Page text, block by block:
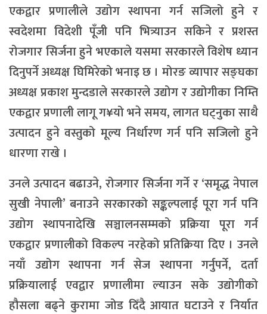
एकद्वार प्रणालीले उद्योग स्थापना गर्न सजिलो हुने र
स्वदेशमा विदेशी पूँजी पनि भित्र्याउन सकिने र प्रशस्त
रोजगार सिर्जना हुने भएकाले यसमा सरकारले विशेष ध्यान
दिनुपर्ने अध्यक्ष घिमिरेको भनाइ छ । मोरङ व्यापार सङ्घका
अध्यक्ष प्रकाश मुन्दडाले सरकारले उद्योग र उद्योगीका निम्ति
एकद्वार प्रणाली लागू ग¥यो भने समय, लागत घट्नुका साथै
उत्पादन हुने वस्तुको मूल्य निर्धारण गर्न पनि सजिलो हुने
धारणा राखे ।
उनले उत्पादन बढाउने, रोजगार सिर्जना गर्ने र ‘समृद्ध नेपाल
सुखी नेपाली’ बनाउने सरकारको सङ्कल्पलाई पूरा गर्न पनि
उद्योग स्थापनादेखि सञ्चालनसम्मको प्रक्रिया पूरा गर्न
एकद्वार प्रणालीको विकल्प नरहेको प्रतिक्रिया दिए । उनले
नयाँ उद्योग स्थापना गर्न सेज स्थापना गर्नुपर्ने, दर्ता
प्रक्रियालाई एवद्वार प्रणालीमा ल्याउन सके उद्योगीको
हौसला बढ्ने कुरामा जोड दिँदै आयात घटाउने र निर्यात